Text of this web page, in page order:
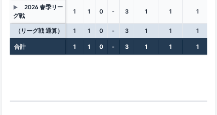
▶
2026 春季リー
グ戦
1 1 0 - 3 1 1 1
（リーグ戦 通算） 1 1 0 - 3 1 1 1
合計 1 1 0 - 3 1 1 1